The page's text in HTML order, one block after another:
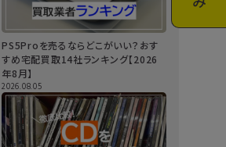
PS5Proを売るならどこがいい？おす
すめ宅配買取14社ランキング【2026
年8月】
2026.08.05